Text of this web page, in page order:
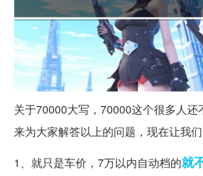
关于70000大写，70000这个很多人还
来为大家解答以上的问题，现在让我
1、就只是车价，7万以内自动档的就